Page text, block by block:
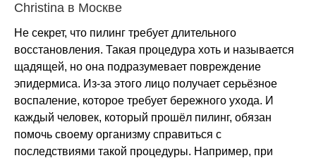
Christina в Москве
Не секрет, что пилинг требует длительного
восстановления. Такая процедура хоть и называется
щадящей, но она подразумевает повреждение
эпидермиса. Из-за этого лицо получает серьёзное
воспаление, которое требует бережного ухода. И
каждый человек, который прошёл пилинг, обязан
помочь своему организму справиться с
последствиями такой процедуры. Например, при